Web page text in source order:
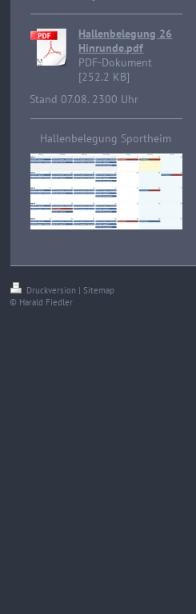
Hallenbelegung 26
Hinrunde.pdf
PDF-Dokument
[252.2 KB]
Stand 07.08. 2300 Uhr
Hallenbelegung Sportheim
Druckversion | Sitemap
© Harald Fiedler